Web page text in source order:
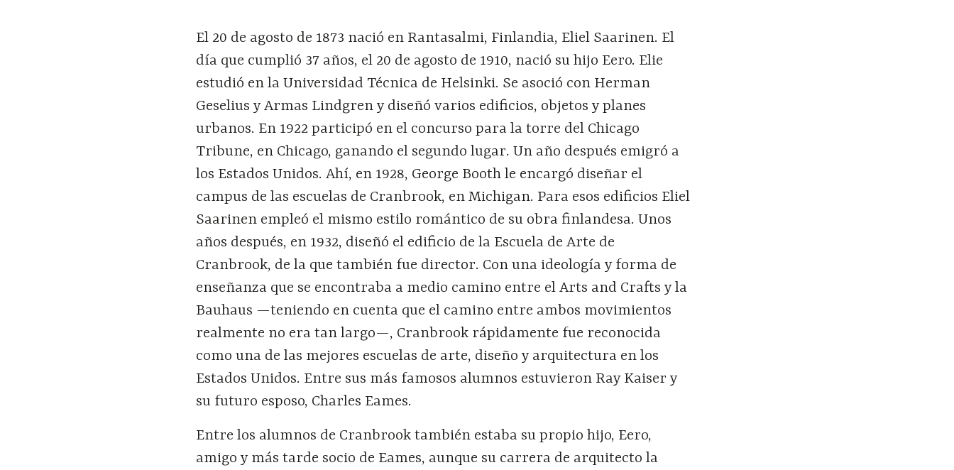
El 20 de agosto de 1873 nació en Rantasalmi, Finlandia, Eliel Saarinen. El
día que cumplió 37 años, el 20 de agosto de 1910, nació su hijo Eero. Elie
estudió en la Universidad Técnica de Helsinki. Se asoció con Herman
Geselius y Armas Lindgren y diseñó varios edificios, objetos y planes
urbanos. En 1922 participó en el concurso para la torre del Chicago
Tribune, en Chicago, ganando el segundo lugar. Un año después emigró a
los Estados Unidos. Ahí, en 1928, George Booth le encargó diseñar el
campus de las escuelas de Cranbrook, en Michigan. Para esos edificios Eliel
Saarinen empleó el mismo estilo romántico de su obra finlandesa. Unos
años después, en 1932, diseñó el edificio de la Escuela de Arte de
Cranbrook, de la que también fue director. Con una ideología y forma de
enseñanza que se encontraba a medio camino entre el Arts and Crafts y la
Bauhaus —teniendo en cuenta que el camino entre ambos movimientos
realmente no era tan largo—, Cranbrook rápidamente fue reconocida
como una de las mejores escuelas de arte, diseño y arquitectura en los
Estados Unidos. Entre sus más famosos alumnos estuvieron Ray Kaiser y
su futuro esposo, Charles Eames.
Entre los alumnos de Cranbrook también estaba su propio hijo, Eero,
amigo y más tarde socio de Eames, aunque su carrera de arquitecto la